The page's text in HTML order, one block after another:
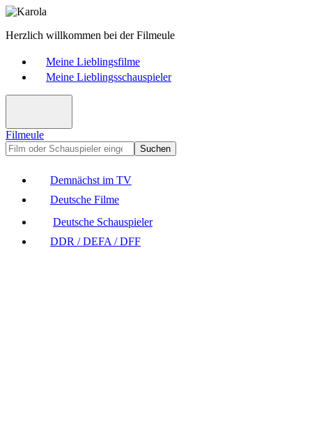
Herzlich willkommen bei der Filmeule
Meine Lieblingsfilme
Meine Lieblingsschauspieler
Filmeule
Suchen
Demnächst im TV
Deutsche Filme
Deutsche Schauspieler
DDR / DEFA / DFF